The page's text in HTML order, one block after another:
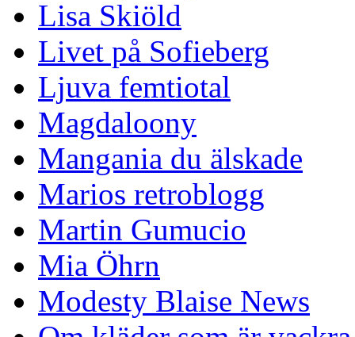
Lisa Skiöld
Livet på Sofieberg
Ljuva femtiotal
Magdaloony
Mangania du älskade
Marios retroblogg
Martin Gumucio
Mia Öhrn
Modesty Blaise News